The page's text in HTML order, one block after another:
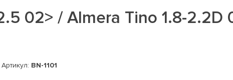
02> / Almera Tino 1.8-2.2D
Артикул: BN-1101